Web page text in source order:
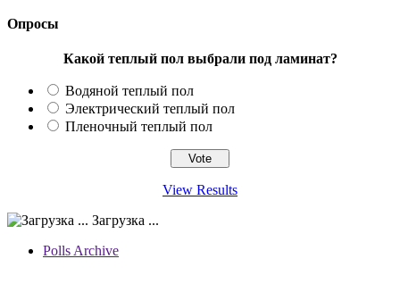
Опросы
Какой теплый пол выбрали под ламинат?
Водяной теплый пол
Электрический теплый пол
Пленочный теплый пол
View Results
Загрузка ...
Polls Archive